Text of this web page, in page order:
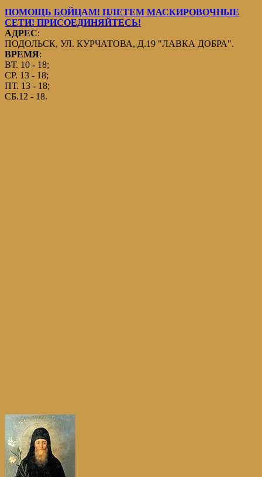
ПОМОЩЬ БОЙЦАМ! ПЛЕТЕМ МАСКИРОВОЧНЫЕ
СЕТИ! ПРИСОЕДИНЯЙТЕСЬ!
АДРЕС:
ПОДОЛЬСК, УЛ. КУРЧАТОВА, Д.19 "ЛАВКА ДОБРА".
ВРЕМЯ:
ВТ. 10 - 18;
СР. 13 - 18;
ПТ. 13 - 18;
СБ.12 - 18.